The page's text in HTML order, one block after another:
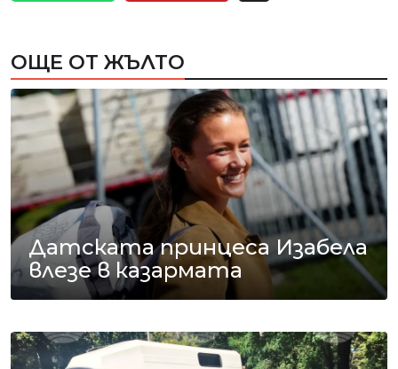
ОЩЕ ОТ ЖЪЛТО
Датската принцеса Изабела
влезе в казармата